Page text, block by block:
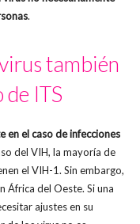
.
también
de ITS
en el caso de infecciones
del VIH, la mayoría de
el VIH-1. Sin embargo,
África del Oeste. Si una
ajustes en su